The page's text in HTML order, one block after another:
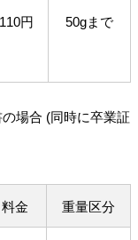
110円 50gまで
場合 (同時に卒業証
料金 重量区分